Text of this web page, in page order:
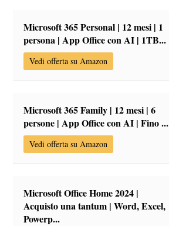
Microsoft 365 Personal | 12 mesi | 1
persona | App Office con AI | 1TB...
Vedi offerta su Amazon
Microsoft 365 Family | 12 mesi | 6
persone | App Office con AI | Fino ...
Vedi offerta su Amazon
Microsoft Office Home 2024 |
Acquisto una tantum | Word, Excel,
Powerp...